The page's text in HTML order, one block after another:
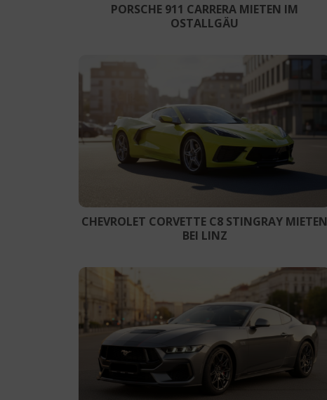
PORSCHE 911 CARRERA MIETEN IM
OSTALLGÄU
CHEVROLET CORVETTE C8 STINGRAY MIETEN
BEI LINZ